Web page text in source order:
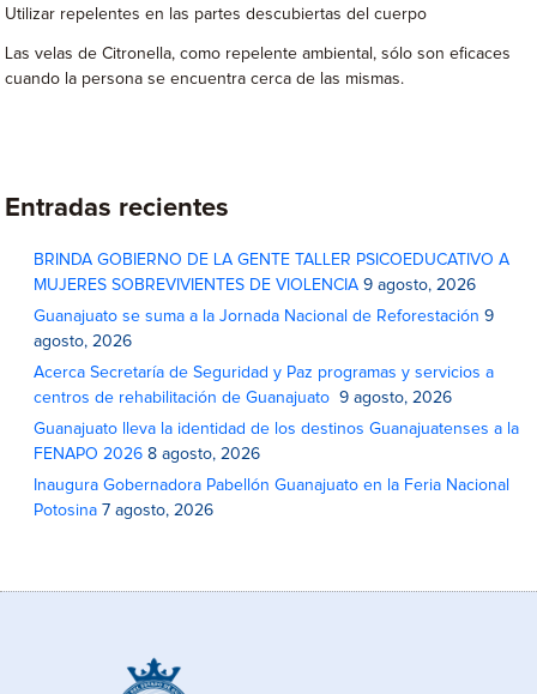
Utilizar repelentes en las partes descubiertas del cuerpo
Las velas de Citronella, como repelente ambiental, sólo son eficaces
cuando la persona se encuentra cerca de las mismas.
Entradas recientes
BRINDA GOBIERNO DE LA GENTE TALLER PSICOEDUCATIVO A
MUJERES SOBREVIVIENTES DE VIOLENCIA 9 agosto, 2026
Guanajuato se suma a la Jornada Nacional de Reforestación 9
agosto, 2026
Acerca Secretaría de Seguridad y Paz programas y servicios a
centros de rehabilitación de Guanajuato
9 agosto, 2026
Guanajuato lleva la identidad de los destinos Guanajuatenses a la
FENAPO 2026 8 agosto, 2026
Inaugura Gobernadora Pabellón Guanajuato en la Feria Nacional
Potosina 7 agosto, 2026